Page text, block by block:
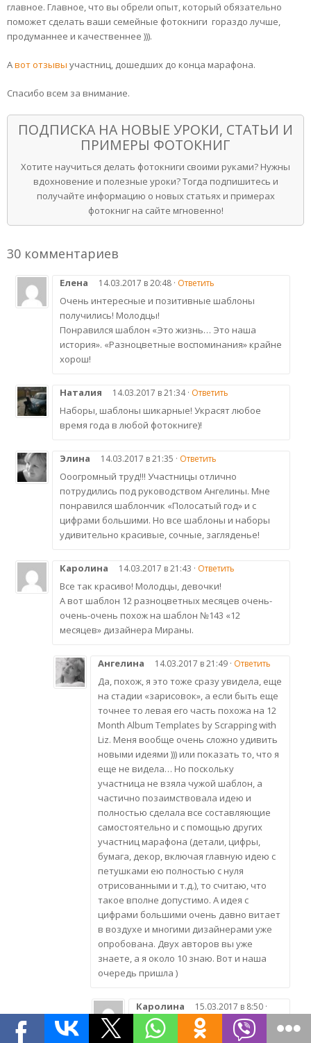
главное. Главное, что вы обрели опыт, который обязательно
поможет сделать ваши семейные фотокниги гораздо лучше,
продуманнее и качественнее ))).
Авот отзывы участниц, дошедших до конца марафона.
Спасибо всем за внимание.
ПОДПИСКА НА НОВЫЕ УРОКИ, СТАТЬИ И
ПРИМЕРЫ ФОТОКНИГ
Хотите научиться делать фотокниги своими руками? Нужны
вдохновение и полезные уроки? Тогда подпишитесь и
получайте информацию о новых статьях и примерах
фотокниг на сайте мгновенно!
30 комментариев
Елена 14.03.2017 в 20:48 · Ответить
Очень интересные и позитивные шаблоны
получились! Молодцы!
Понравился шаблон «Это жизнь… Это наша
история». «Разноцветные воспоминания» крайне
хорош!
Наталия 14.03.2017 в 21:34 · Ответить
Наборы, шаблоны шикарные! Украсят любое
время года в любой фотокниге)!
Элина 14.03.2017 в 21:35 · Ответить
Ооогромный труд!!! Участницы отлично
потрудились под руководством Ангелины. Мне
понравился шаблончик «Полосатый год» и с
цифрами большими. Но все шаблоны и наборы
удивительно красивые, сочные, загляденье!
Каролина 14.03.2017 в 21:43 · Ответить
Все так красиво! Молодцы, девочки!
А вот шаблон 12 разноцветных месяцев очень-
очень-очень похож на шаблон №143 «12
месяцев» дизайнера Мираны.
Ангелина 14.03.2017 в 21:49 · Ответить
Да, похож, я это тоже сразу увидела, еще
на стадии «зарисовок», а если быть еще
точнее то левая его часть похожа на 12
Month Album Templates by Scrapping with
Liz. Меня вообще очень сложно удивить
новыми идеями ))) или показать то, что я
еще не видела… Но поскольку
участница не взяла чужой шаблон, а
частично позаимствовала идею и
полностью сделала все составляющие
самостоятельно и с помощью других
участниц марафона (детали, цифры,
бумага, декор, включая главную идею с
петушками ею полностью с нуля
отрисованными и т.д.), то считаю, что
такое вполне допустимо. А идея с
цифрами большими очень давно витает
в воздухе и многими дизайнерами уже
опробована. Двух авторов вы уже
знаете, а я около 10 знаю. Вот и наша
очередь пришла )
Каролина
15.03.2017 в 8:50 ·
Ответить
Согласна!) Шаблон проработан